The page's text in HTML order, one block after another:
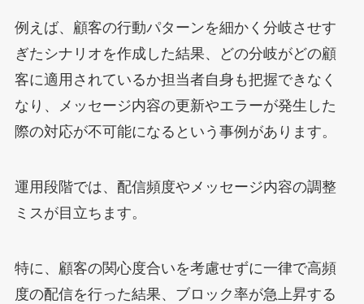
例えば、顧客の行動パターンを細かく分岐させす
ぎたシナリオを作成した結果、どの分岐がどの顧
客に適用されているか担当者自身も把握できなく
なり、メッセージ内容の更新やエラーが発生した
際の対応が不可能になるという事例があります。
運用段階では、配信頻度やメッセージ内容の調整
ミスが目立ちます。
特に、顧客の関心度合いを考慮せずに一律で高頻
度の配信を行った結果、ブロック率が急上昇する